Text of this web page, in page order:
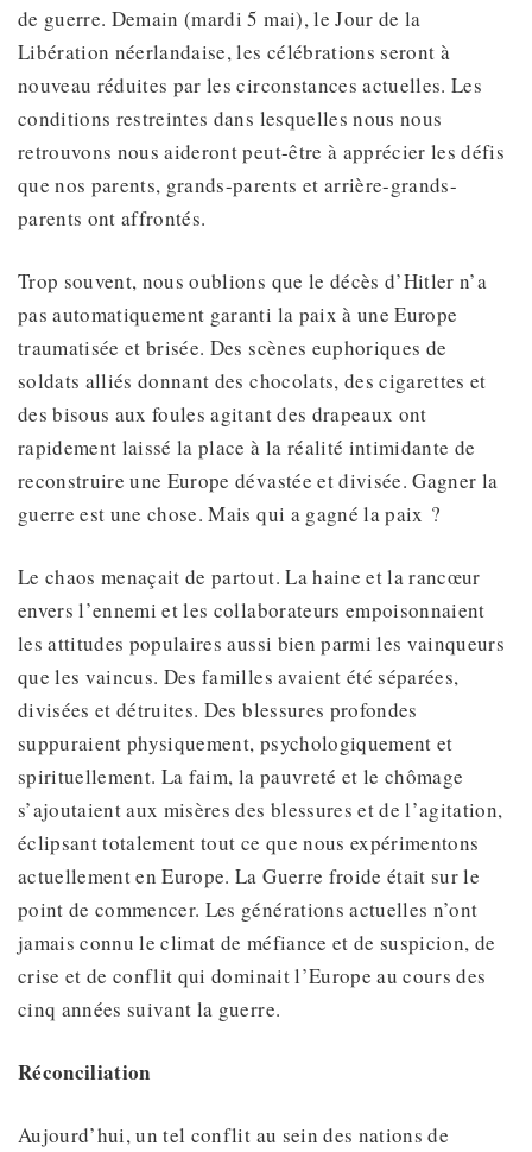
de guerre. Demain (mardi 5 mai), le Jour de la
Libération néerlandaise, les célébrations seront à
nouveau réduites par les circonstances actuelles. Les
conditions restreintes dans lesquelles nous nous
retrouvons nous aideront peut-être à apprécier les défis
que nos parents, grands-parents et arrière-grands-
parents ont affrontés.
Trop souvent, nous oublions que le décès d’Hitler n’a
pas automatiquement garanti la paix à une Europe
traumatisée et brisée. Des scènes euphoriques de
soldats alliés donnant des chocolats, des cigarettes et
des bisous aux foules agitant des drapeaux ont
rapidement laissé la place à la réalité intimidante de
reconstruire une Europe dévastée et divisée. Gagner la
guerre est une chose. Mais qui a gagné la paix ?
Le chaos menaçait de partout. La haine et la rancœur
envers l’ennemi et les collaborateurs empoisonnaient
les attitudes populaires aussi bien parmi les vainqueurs
que les vaincus. Des familles avaient été séparées,
divisées et détruites. Des blessures profondes
suppuraient physiquement, psychologiquement et
spirituellement. La faim, la pauvreté et le chômage
s’ajoutaient aux misères des blessures et de l’agitation,
éclipsant totalement tout ce que nous expérimentons
actuellement en Europe. La Guerre froide était sur le
point de commencer. Les générations actuelles n’ont
jamais connu le climat de méfiance et de suspicion, de
crise et de conflit qui dominait l’Europe au cours des
cinq années suivant la guerre.
Réconciliation
Aujourd’hui, un tel conflit au sein des nations de